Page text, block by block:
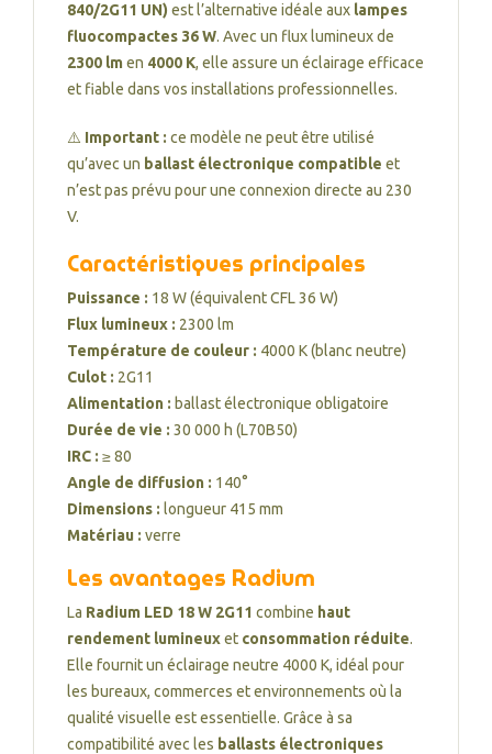
840/2G11 UN) est l’alternative idéale aux lampes
fluocompactes 36 W. Avec un flux lumineux de
2300 lmen 4000 K, elle assure un éclairage efficace
et fiable dans vos installations professionnelles.
⚠️ Important : ce modèle ne peut être utilisé
qu’avec un ballast électronique compatible et
n’est pas prévu pour une connexion directe au 230
V.
Caractéristiques principales
Puissance : 18 W (équivalent CFL 36 W)
Flux lumineux : 2300 lm
Température de couleur : 4000 K (blanc neutre)
Culot : 2G11
Alimentation : ballast électronique obligatoire
Durée de vie : 30 000 h (L70B50)
IRC : ≥ 80
Angle de diffusion : 140°
Dimensions : longueur 415 mm
Matériau : verre
Les avantages Radium
La Radium LED 18 W 2G11 combine haut
rendement lumineuxet consommation réduite.
Elle fournit un éclairage neutre 4000 K, idéal pour
les bureaux, commerces et environnements où la
qualité visuelle est essentielle. Grâce à sa
compatibilité avec les ballasts électroniques